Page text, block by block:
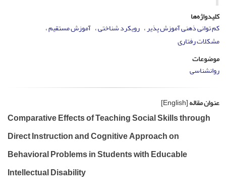
کلیدواژه‌ها
کم ‏توانی ذهنی آموزش ‏پذیر رویکرد شناختی آموزش مستقیم
مشکلات رفتاری
موضوعات
روانشناسی
عنوان مقاله[English]
Comparative Effects of Teaching Social Skills through
Direct Instruction and Cognitive Approach on
Behavioral Problems in Students with Educable
Intellectual Disability